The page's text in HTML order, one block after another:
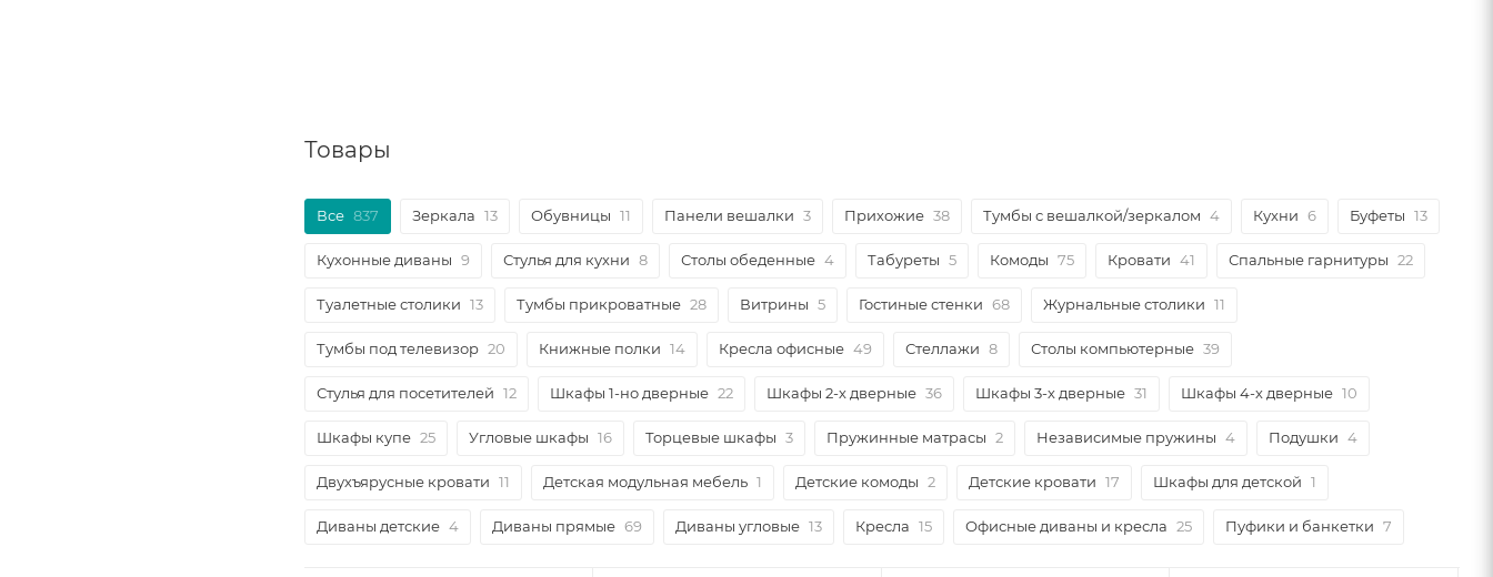
Товары
Все 837 Зеркала 13 Обувницы 11 Панели вешалки 3 Прихожие 38 Тумбы с вешалкой/зеркалом 4 Кухни 6 Буфеты 13
Кухонные диваны 9 Стулья для кухни 8 Столы обеденные 4 Табуреты 5 Комоды 75 Кровати 41 Спальные гарнитуры 22
Туалетные столики 13 Тумбы прикроватные 28 Витрины 5 Гостиные стенки 68 Журнальные столики 11
Тумбы под телевизор 20 Книжные полки 14 Кресла офисные 49 Стеллажи 8 Столы компьютерные 39
Стулья для посетителей 12 Шкафы 1-но дверные 22 Шкафы 2-х дверные 36 Шкафы 3-х дверные 31 Шкафы 4-х дверные 10
Шкафы купе 25 Угловые шкафы 16 Торцевые шкафы 3 Пружинные матрасы 2 Независимые пружины 4 Подушки 4
Двухъярусные кровати 11 Детская модульная мебель 1 Детские комоды 2 Детские кровати 17 Шкафы для детской 1
Диваны детские 4 Диваны прямые 69 Диваны угловые 13 Кресла 15 Офисные диваны и кресла 25 Пуфики и банкетки 7